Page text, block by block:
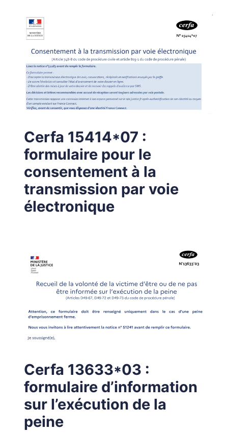
Cerfa 15414*07 :
formulaire pour le
consentement à la
transmission par voie
électronique
Cerfa 13633*03 :
formulaire d’information
sur l’exécution de la
peine